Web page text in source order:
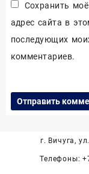
Сохранить
адрес сайта в
последующих
комментариев.
г. Вичуга,
Телефоны: